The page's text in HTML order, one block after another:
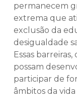
permanecem
extrema que
exclusão da
desigualdade
Essas
possam
participar de
âmbitos da vida